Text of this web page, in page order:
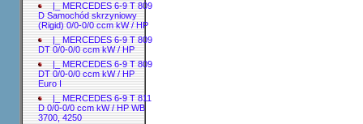
|_ MERCEDES 6-9 T 809
D Samochód skrzyniowy
(Rigid) 0/0-0/0 ccm kW / HP
|_ MERCEDES 6-9 T 809
DT 0/0-0/0 ccm kW / HP
|_ MERCEDES 6-9 T 809
DT 0/0-0/0 ccm kW / HP
Euro I
|_ MERCEDES 6-9 T 811
D 0/0-0/0 ccm kW / HP WB
3700, 4250